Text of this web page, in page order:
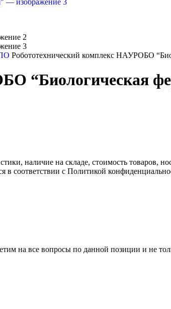
Робототехнический комплекс НАУРОБО
“Биологическая
наличие на складе, стоимость
в соответствии с Политикой
на все вопросы по данной позиции и не